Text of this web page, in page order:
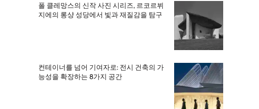
폴 클레망스의 신작 사진 시리즈, 르코르뷔
지에의 롱샹 성당에서 빛과 재질감을 탐구
컨테이너를 넘어 기여자로: 전시 건축의 가
능성을 확장하는 8가지 공간